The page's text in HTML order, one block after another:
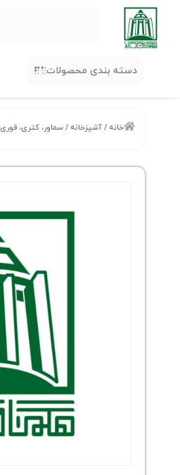
دسته بندی محصولات
خانه /آشپزخانه /سماور، کتری، قوری